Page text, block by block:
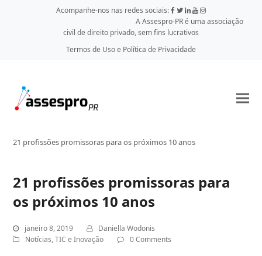
Acompanhe-nos nas redes sociais:
A Assespro-PR é uma associação
civil de direito privado, sem fins lucrativos
Termos de Uso e Política de Privacidade
21 profissões promissoras para os próximos 10 anos
21 profissões promissoras para
os próximos 10 anos
janeiro 8, 2019
Daniella Wodonis
Notícias,TIC e Inovação 0 Comments